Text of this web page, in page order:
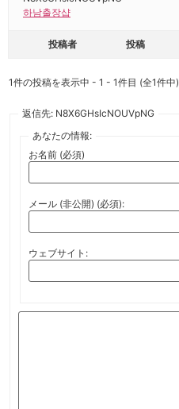
하남출장샵
投稿者 投稿
1件の投稿を表示中 - 1 - 1件目 (全1件中)
返信先: N8X6GHsIcNOUVpNG
あなたの情報:
お名前 (必須)
メール (非公開) (必須):
ウェブサイト: